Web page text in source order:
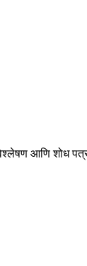
आणि शोध